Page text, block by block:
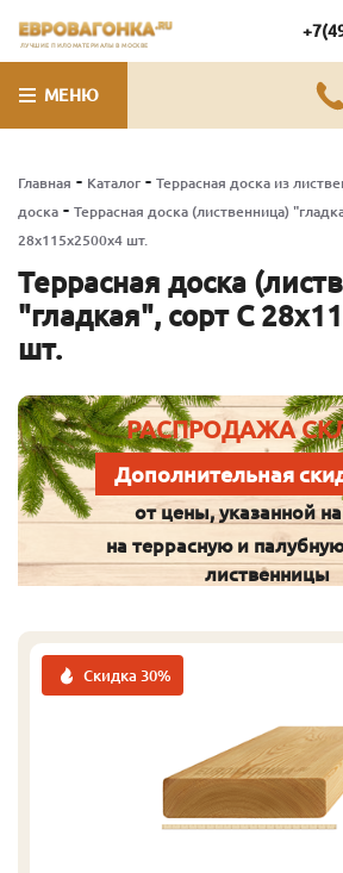
ЛУЧШИЕ ПИЛОМАТЕРИАЛЫ В МОСКВЕ
МЕНЮ
Главная - Каталог - Террасная доска из
доска - Террасная доска (лиственница)
28х115х2500х4 шт.
Террасная доска
"гладкая", сорт С
шт.
РАСПРОДАЖА
Дополнительная
от цены, указанной
на террасную и
лиственницы
Скидка 30%